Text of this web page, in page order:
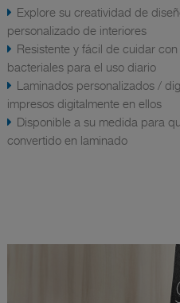
Explore su creatividad de
personalizado de interiores
Resistente y fácil de cuidar
bacteriales para el uso diario
Laminados personalizados /
impresos digitalmente en ellos
Disponible a su medida para
convertido en laminado